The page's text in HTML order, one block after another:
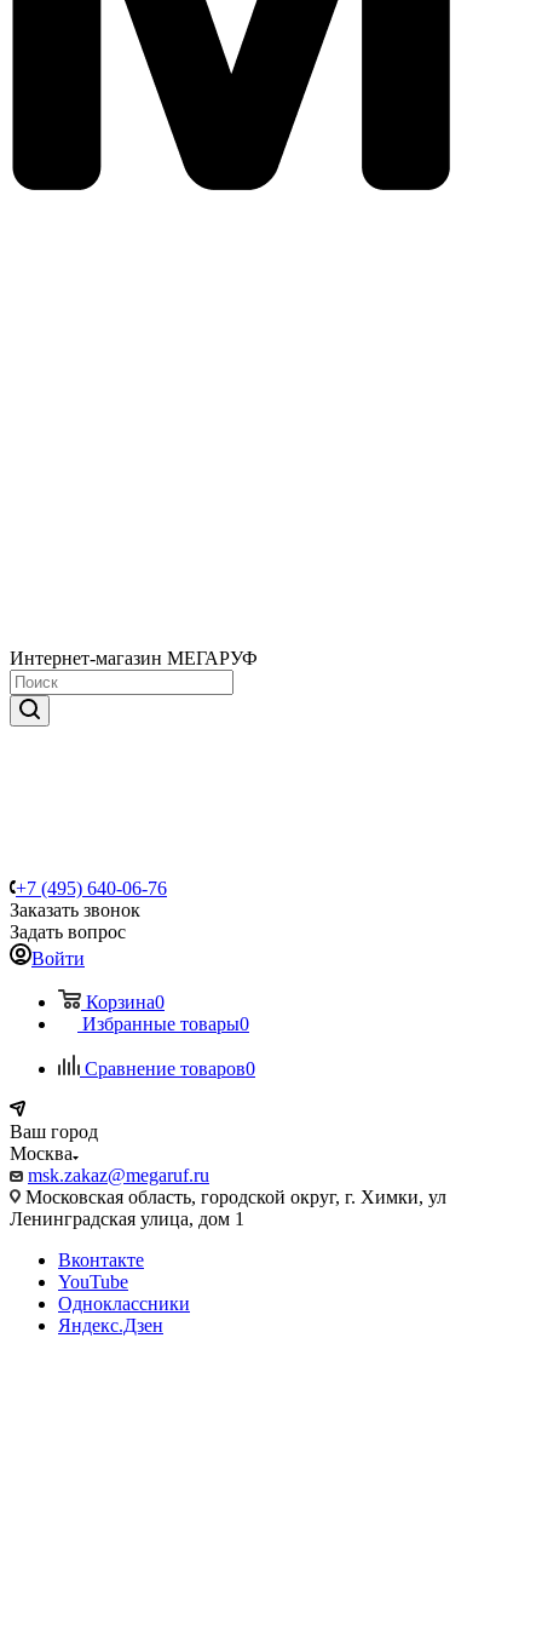
Интернет-магазин МЕГАРУФ
+7 (495) 640-06-76
Заказать звонок
Задать вопрос
Войти
Корзина0
Избранные товары0
Сравнение товаров0
Ваш город
Москва
msk.zakaz@megaruf.ru
Московская область, городской округ, г. Химки, ул
Ленинградская улица, дом 1
Вконтакте
YouTube
Одноклассники
Яндекс.Дзен